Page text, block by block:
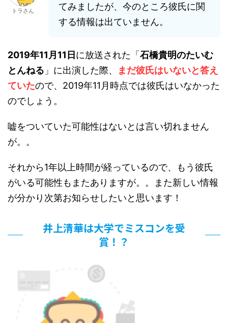
トラさん
てみましたが、今のところ彼氏に関
する情報は出ていません。
2019年11月11日 に放送された「 石橋貴明のたいむ
とんねる 」に出演した際、
まだ彼氏はいないと答え
ていたので、2019年11月時点では彼氏はいなかった
のでしょう。
嘘をついていた可能性はないとは言い切れません
が。。
それから1年以上時間が経っているので、もう彼氏
がいる可能性もまたありますが。。また新しい情報
が分かり次第お知らせしたいと思います！
井上清華は大学でミスコンを受
賞！？